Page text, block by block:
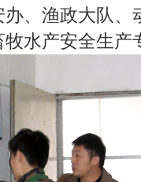
、渔政大队、
水产安全生产